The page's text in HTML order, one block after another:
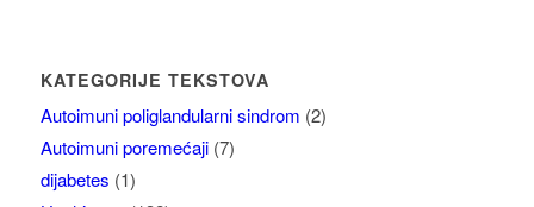
KATEGORIJE TEKSTOVA
Autoimuni poliglandularni sindrom (2)
Autoimuni poremećaji(7)
dijabetes (1)